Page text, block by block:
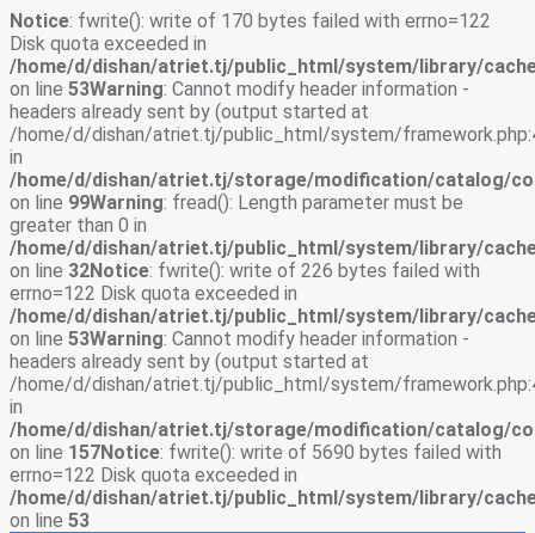
Notice: fwrite(): write of 170 bytes failed with errno=122
Disk quota exceeded in
/home/d/dishan/atriet.tj/public_html/system/library/
on line 53Warning: Cannot modify header information -
headers already sent by (output started at
/home/d/dishan/atriet.tj/public_html/system/
in
/home/d/dishan/atriet.tj/storage/modification/catalog/
on line 99Warning: fread(): Length parameter must be
greater than 0 in
/home/d/dishan/atriet.tj/public_html/system/library/
on line 32Notice: fwrite(): write of 226 bytes failed with
errno=122 Disk quota exceeded in
/home/d/dishan/atriet.tj/public_html/system/library/
on line 53Warning: Cannot modify header information -
headers already sent by (output started at
/home/d/dishan/atriet.tj/public_html/system/
in
/home/d/dishan/atriet.tj/storage/modification/catalog/
on line 157Notice: fwrite(): write of 5690 bytes failed with
errno=122 Disk quota exceeded in
/home/d/dishan/atriet.tj/public_html/system/library/
on line 53